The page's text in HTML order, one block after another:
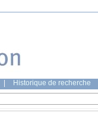
Historique de recherche